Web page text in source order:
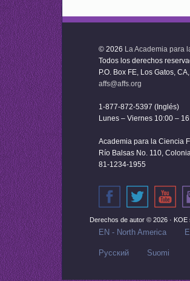
© 2026 La Academia para
Todos los derechos
P.O. Box FE, Los Gatos,
affs@affs.org
1-877-872-5397 (Inglés)
Lunes – Viernes 10:00 –
Academia para la Ciencia
Río Balsas No. 110,
81-1234-1955
Derechos de autor © 2026 · KOE
EN - North America
Русский‬ Suomi